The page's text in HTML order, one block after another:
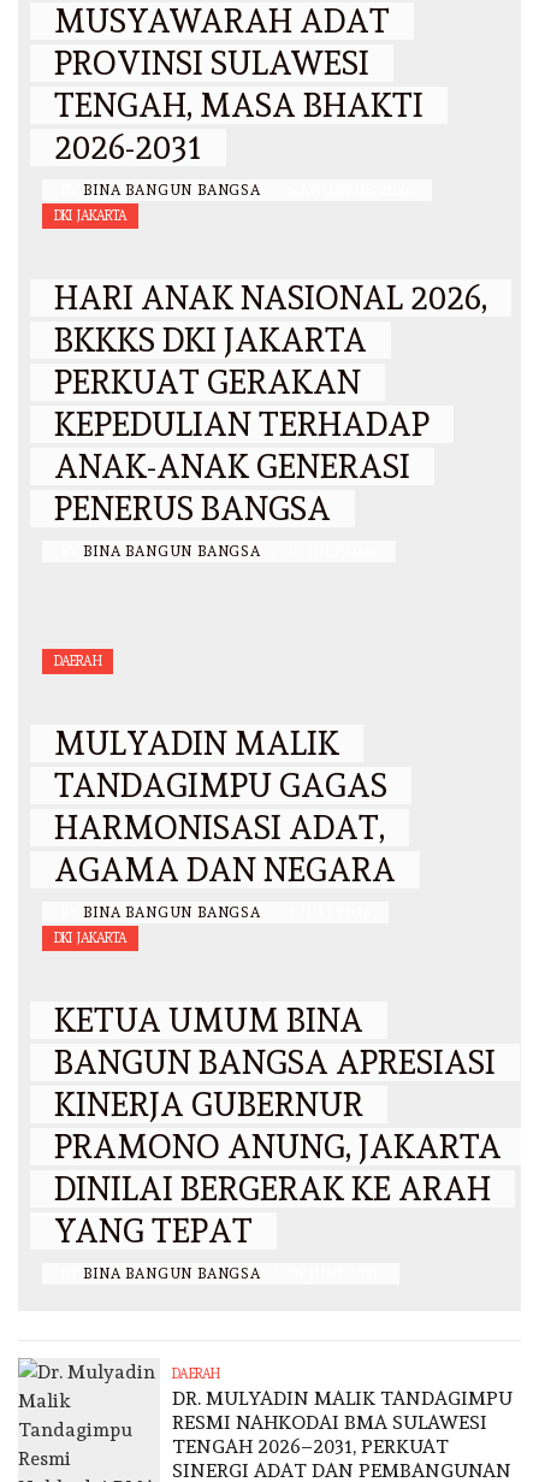
MUSYAWARAH ADAT
PROVINSI SULAWESI
TENGAH, MASA BHAKTI
2026-2031
BINA BANGUN BANGSA
DKI JAKARTA
HARI ANAK NASIONAL 2026,
BKKKS DKI JAKARTA
PERKUAT GERAKAN
KEPEDULIAN TERHADAP
ANAK-ANAK GENERASI
PENERUS BANGSA
BINA BANGUN BANGSA
DAERAH
MULYADIN MALIK
TANDAGIMPU GAGAS
HARMONISASI ADAT,
AGAMA DAN NEGARA
BINA BANGUN BANGSA
DKI JAKARTA
KETUA UMUM BINA
BANGUN BANGSA APRESIASI
KINERJA GUBERNUR
PRAMONO ANUNG, JAKARTA
DINILAI BERGERAK KE ARAH
YANG TEPAT
BINA BANGUN BANGSA
DAERAH
DR. MULYADIN MALIK TANDAGIMPU
RESMI NAHKODAI BMA SULAWESI
TENGAH 2026–2031, PERKUAT
SINERGI ADAT DAN PEMBANGUNAN